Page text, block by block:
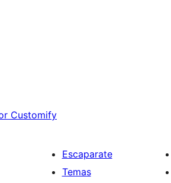
Customify
Escaparate
Temas